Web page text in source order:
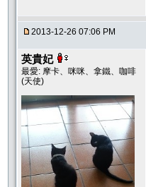
2013-12-26 07:06 PM
英貴妃
最愛: 摩卡、咪咪、拿鐵、咖啡
(天使)